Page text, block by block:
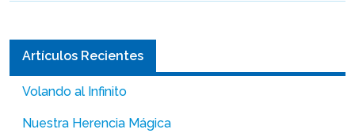
Artículos Recientes
Volando al Infinito
Nuestra Herencia Mágica